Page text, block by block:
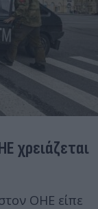
χρειάζεται
ΟΗΕ είπε